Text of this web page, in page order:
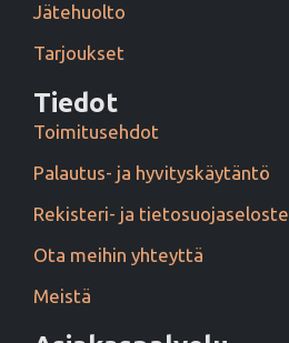
Jätehuolto
Tarjoukset
Tiedot
Toimitusehdot
Palautus- ja hyvityskäytäntö
Rekisteri- ja tietosuojaseloste
Ota meihin yhteyttä
Meistä